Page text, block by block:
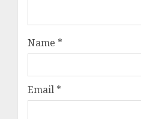
Name *
Email *